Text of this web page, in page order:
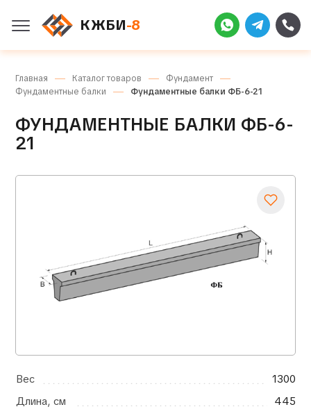
КЖБИ-8
Главная Каталог товаров
Фундамент
Фундаментные балки
Фундаментные балки ФБ-6-21
ФУНДАМЕНТНЫЕ БАЛКИ ФБ-6-
21
Вес
1300
Длина, см
445